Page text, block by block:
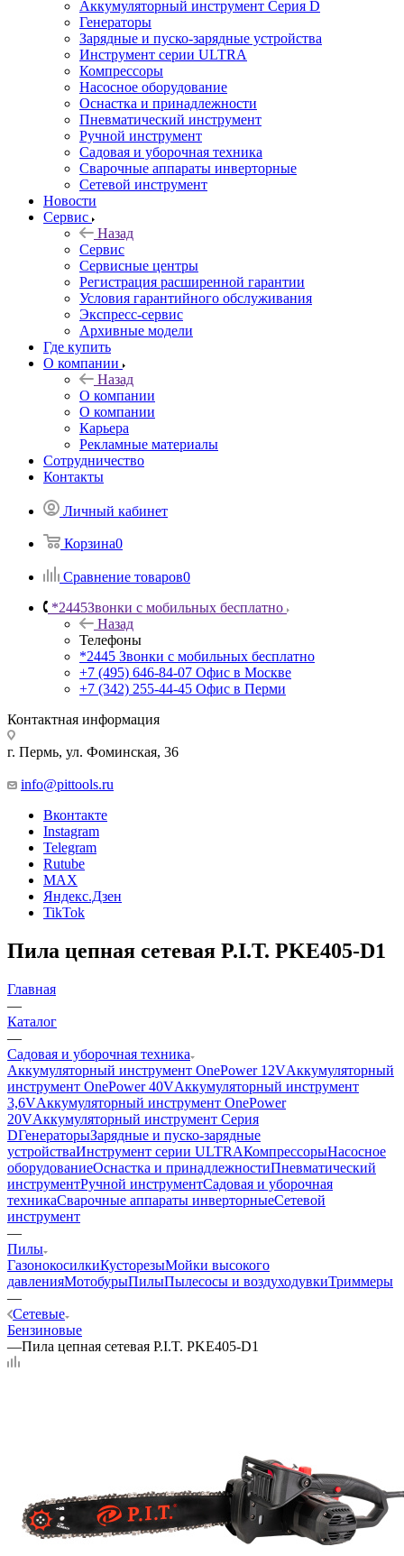
Аккумуляторный инструмент Серия D
Генераторы
Зарядные и пуско-зарядные устройства
Инструмент серии ULTRA
Компрессоры
Насосное оборудование
Оснастка и принадлежности
Пневматический инструмент
Ручной инструмент
Садовая и уборочная техника
Сварочные аппараты инверторные
Сетевой инструмент
Новости
Сервис
Назад
Сервис
Сервисные центры
Регистрация расширенной гарантии
Условия гарантийного обслуживания
Экспресс-сервис
Архивные модели
Где купить
О компании
Назад
О компании
О компании
Карьера
Рекламные материалы
Сотрудничество
Контакты
Личный кабинет
Корзина0
Сравнение товаров0
*2445Звонки с мобильных бесплатно
Назад
Телефоны
*2445 Звонки с мобильных бесплатно
+7 (495) 646-84-07 Офис в Москве
+7 (342) 255-44-45 Офис в Перми
Контактная информация
г. Пермь, ул. Фоминская, 36
info@pittools.ru
Вконтакте
Instagram
Telegram
Rutube
MAX
Яндекс.Дзен
TikTok
Пила цепная сетевая P.I.T. PKE405-D1
Главная
—
Каталог
—
Садовая и уборочная техника
Аккумуляторный инструмент OnePower 12VАккумуляторный
инструмент OnePower 40VАккумуляторный инструмент
3,6VАккумуляторный инструмент OnePower
20VАккумуляторный инструмент Серия
DГенераторыЗарядные и пуско-зарядные
устройстваИнструмент серии ULTRAКомпрессорыНасосное
оборудованиеОснастка и принадлежностиПневматический
инструментРучной инструментСадовая и уборочная
техникаСварочные аппараты инверторныеСетевой
инструмент
—
Пилы
ГазонокосилкиКусторезыМойки высокого
давленияМотобурыПилыПылесосы и воздуходувкиТриммеры
—
Сетевые
Бензиновые
—Пила цепная сетевая P.I.T. PKE405-D1